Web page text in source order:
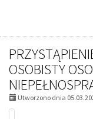
OSOBISTY
Utworzono dnia